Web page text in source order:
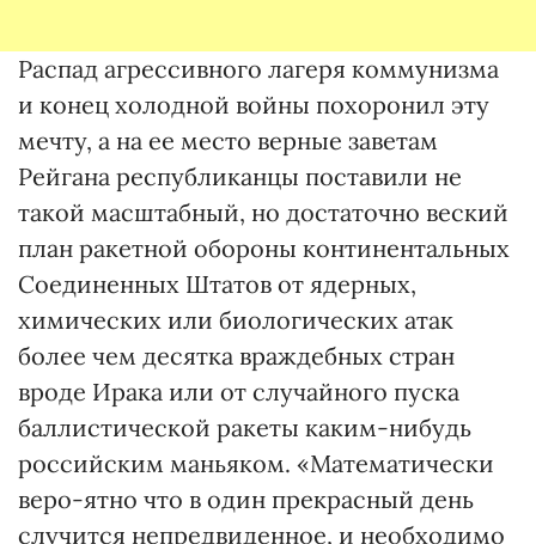
Распад агрессивного лагеря коммунизма
и конец холодной войны похоронил эту
мечту, а на ее место верные заветам
Рейгана республиканцы поставили не
такой масштабный, но достаточно веский
план ракетной обороны континентальных
Соединенных Штатов от ядерных,
химических или биологических атак
более чем десятка враждебных стран
вроде Ирака или от случайного пуска
баллистической ракеты каким-нибудь
российским маньяком. «Математически
веро-ятно что в один прекрасный день
случится непредвиденное, и необходимо